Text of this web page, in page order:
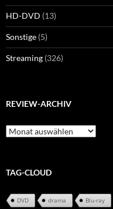
HD-DVD (13)
Sonstige (5)
Streaming (326)
REVIEW-ARCHIV
Review-
Archiv
TAG-CLOUD
DVD drama Blu-ray